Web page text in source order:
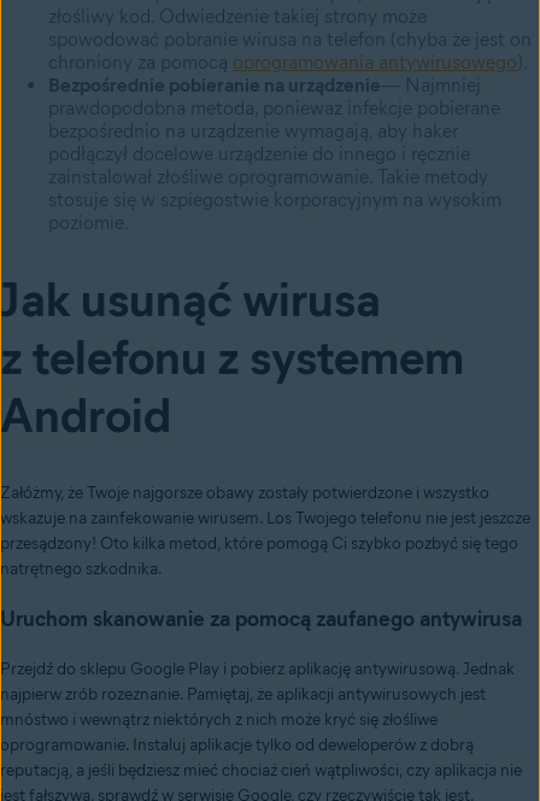
złośliwy kod. Odwiedzenie takiej strony może
spowodować pobranie wirusa na telefon (chyba że jest on
chroniony za pomocą oprogramowania antywirusowego).
Bezpośrednie pobieranie na urządzenie— Najmniej
prawdopodobna metoda, ponieważ infekcje pobierane
bezpośrednio na urządzenie wymagają, aby haker
podłączył docelowe urządzenie do innego i ręcznie
zainstalował złośliwe oprogramowanie. Takie metody
stosuje się w szpiegostwie korporacyjnym na wysokim
poziomie.
Jak usunąć wirusa
z telefonu z systemem
Android
Załóżmy, że Twoje najgorsze obawy zostały potwierdzone i wszystko
wskazuje na zainfekowanie wirusem. Los Twojego telefonu nie jest jeszcze
przesądzony! Oto kilka metod, które pomogą Ci szybko pozbyć się tego
natrętnego szkodnika.
Uruchom skanowanie za pomocą zaufanego antywirusa
Przejdź do sklepu Google Play i pobierz aplikację antywirusową. Jednak
najpierw zrób rozeznanie. Pamiętaj, że aplikacji antywirusowych jest
mnóstwo i wewnątrz niektórych z nich może kryć się złośliwe
oprogramowanie. Instaluj aplikacje tylko od deweloperów z dobrą
reputacją, a jeśli będziesz mieć chociaż cień wątpliwości, czy aplikacja nie
jest fałszywa, sprawdź w serwisie Google, czy rzeczywiście tak jest.